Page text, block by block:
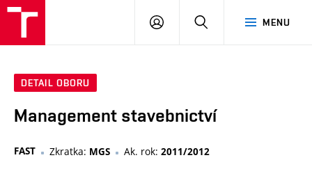
MENU
PŘIHLÁSIT
DETAIL OBORU
Management stavebnictví
FAST Zkratka: MGS Ak. rok: 2011/2012